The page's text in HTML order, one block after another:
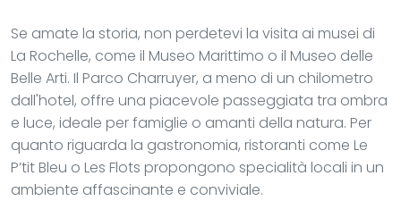
Se amate la storia, non perdetevi la visita ai musei di
La Rochelle, come il Museo Marittimo o il Museo delle
Belle Arti. Il Parco Charruyer, a meno di un chilometro
dall'hotel, offre una piacevole passeggiata tra ombra
e luce, ideale per famiglie o amanti della natura. Per
quanto riguarda la gastronomia, ristoranti come Le
P’tit Bleu o Les Flots propongono specialità locali in un
ambiente affascinante e conviviale.